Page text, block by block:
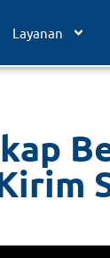
Layanan